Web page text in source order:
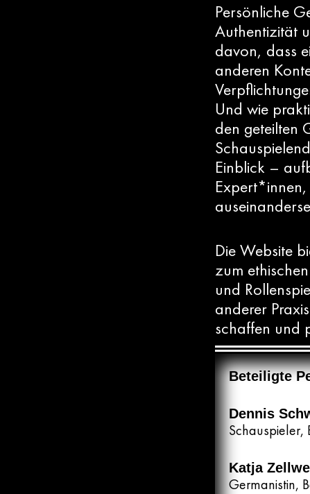
Persönliche
Authentizität
davon, dass
anderen
Und wie
den geteilten
Einblick –
Die Website
zum
und
anderer
schaffen und
Beteiligte
Dennis
Schauspieler,
Katja
Germanistin,